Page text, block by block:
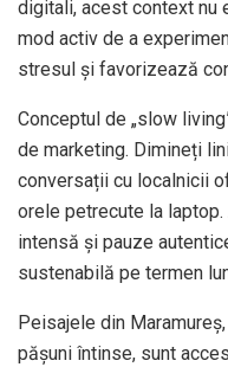
digitali, acest context nu
mod activ de a
stresul și favorizează
Conceptul de „slow
de marketing. Dimineți
conversații cu localnicii
orele petrecute la
intensă și pauze
sustenabilă pe termen
Peisajele din
pășuni întinse, sunt